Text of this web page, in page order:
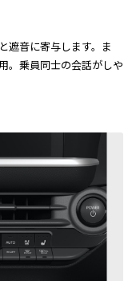
遮音に寄与します。ま
。乗員同士の会話がしや